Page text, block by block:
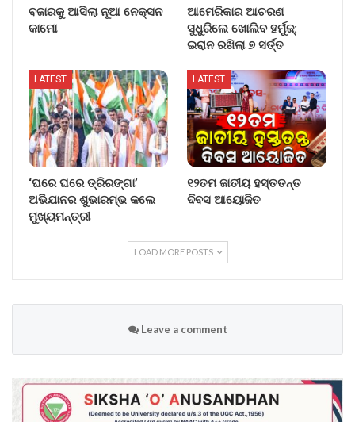
ବଜାରକୁ ଆସିଲା ନୂଆ ନେକ୍ସନ
କାମୋ
ଆମେରିକାର ଆଚରଣ
ସୁଧୁରିଲେ ଖୋଲିବ ହର୍ମୁଜ୍:
ଇରାନ ରଖିଲା ୭ ସର୍ତ୍ତ
LATEST
‘ଘରେ ଘରେ ତ୍ରିରଙ୍ଗା’
ଅଭିଯାନର ଶୁଭାରମ୍ଭ କଲେ
ମୁଖ୍ୟମନ୍ତ୍ରୀ
LATEST
୧୨ତମ ଜାତୀୟ ହସ୍ତତନ୍ତ
ଦିବସ ଆୟୋଜିତ
LOAD MORE POSTS
Leave a comment